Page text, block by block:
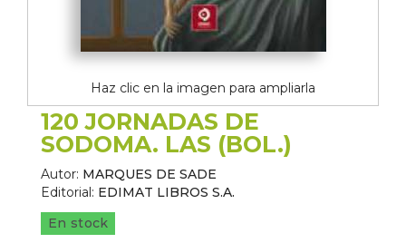
Haz clic en la imagen para ampliarla
120 JORNADAS DE
SODOMA. LAS (BOL.)
Autor: MARQUES DE SADE
Editorial: EDIMAT LIBROS S.A.
En stock